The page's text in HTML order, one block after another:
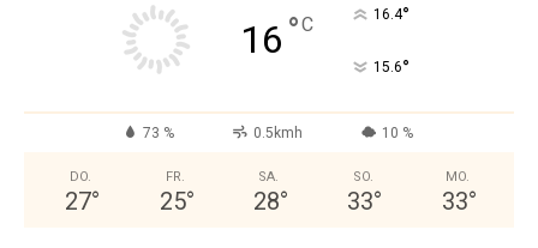
16 °C 16.4°
15.6°
73 % 0.5kmh 10 %
DO.
27°
FR.
25°
SA.
28°
SO.
33°
MO.
33°